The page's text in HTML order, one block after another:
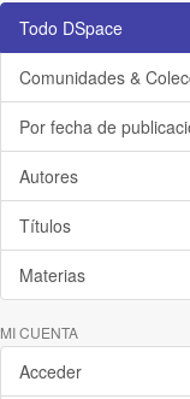
Todo DSpace
Comunidades &
Por fecha de
Autores
Títulos
Materias
MI CUENTA
Acceder